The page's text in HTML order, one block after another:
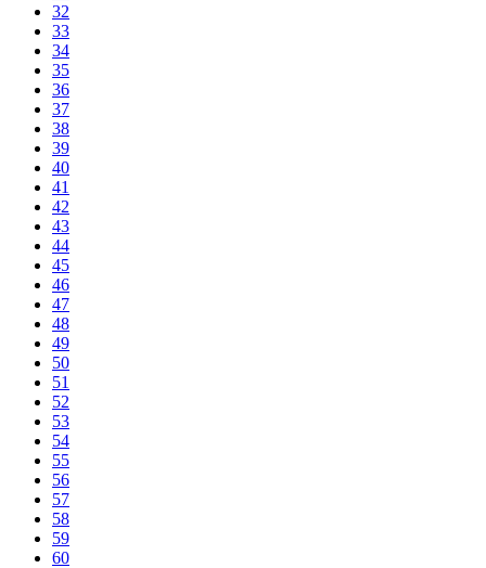
32
33
34
35
36
37
38
39
40
41
42
43
44
45
46
47
48
49
50
51
52
53
54
55
56
57
58
59
60